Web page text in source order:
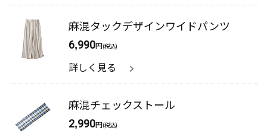
麻混タックデザインワイドパンツ
6,990円(税込)
詳しく見る
麻混チェックストール
2,990円(税込)